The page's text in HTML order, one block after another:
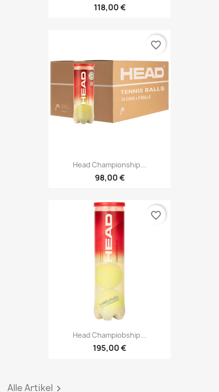
118,00 €
Head Championship...
98,00 €
favorite_border
Head Champiobship...
195,00 €
favorite_border
Alle Artikel 